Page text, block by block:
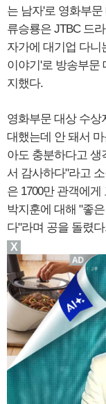
는 남자'로 영화부문
류승룡은 JTBC 드
자가에 대기업 다니
이야기'로 방송부문
지했다.
영화부문 대상 수상
대했는데 안 돼서
아도 충분하다고 생
서 감사하다"라고
은 1700만 관객에
박지훈에 대해 "좋
다"라며 공을 돌렸
X